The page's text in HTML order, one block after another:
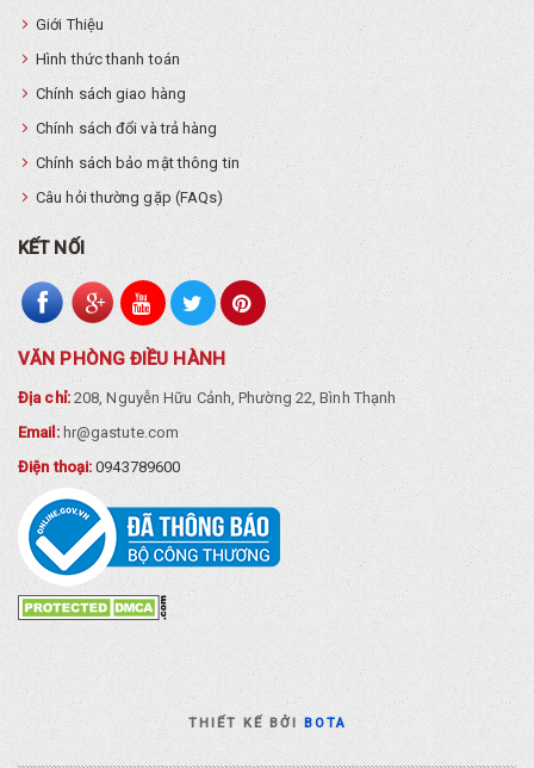
Giới Thiệu
Hình thức thanh toán
Chính sách giao hàng
Chính sách đổi và trả hàng
Chính sách bảo mật thông tin
Câu hỏi thường gặp (FAQs)
KẾT NỐI
VĂN PHÒNG ĐIỀU HÀNH
Địa chỉ:208, Nguyễn Hữu Cảnh, Phường 22, Bình Thạnh
Email: hr@gastute.com
Điện thoại:0943789600
THIẾT KẾ BỞIBOTA